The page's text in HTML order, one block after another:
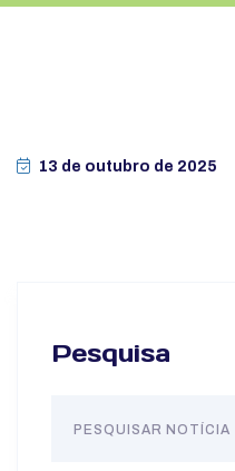
13 de outubro de 2025
Pesquisa